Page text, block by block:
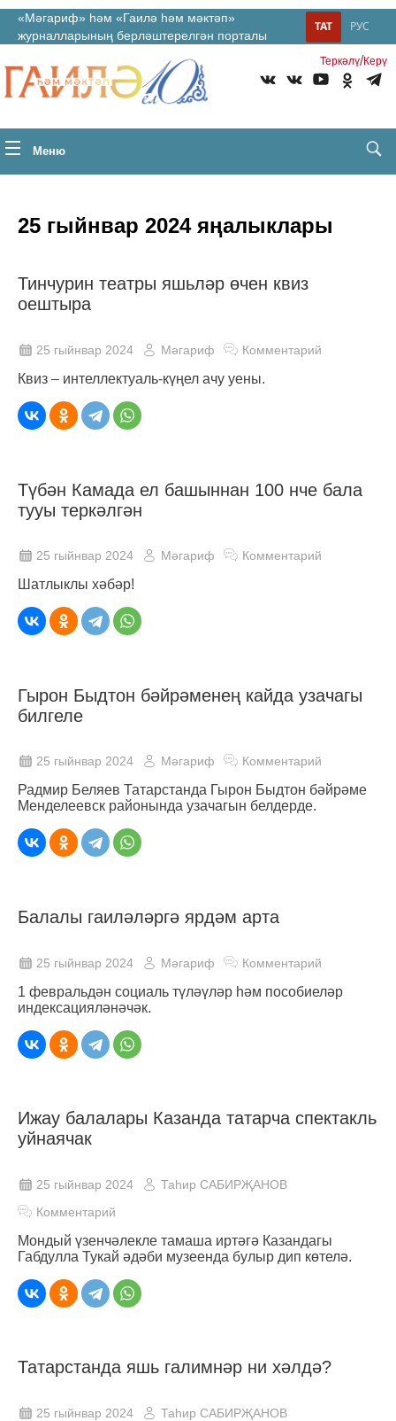
«Мәгариф» һәм «Гаилә һәм мәктәп»
журналларының берләштерелгән порталы
РУС
ТАТ
Теркəлү/Керү
Меню
25 гыйнвар 2024 яңалыклары
Тинчурин театры яшьләр өчен квиз
оештыра
25 гыйнвар 2024 Мәгариф Комментарий
Квиз – интеллектуаль-күңел ачу уены.
Түбән Камада ел башыннан 100 нче бала
тууы теркәлгән
25 гыйнвар 2024 Мәгариф Комментарий
Шатлыклы хәбәр!
Гырон Быдтон бәйрәменең кайда узачагы
билгеле
25 гыйнвар 2024 Мәгариф Комментарий
Радмир Беляев Татарстанда Гырон Быдтон бәйрәме
Менделеевск районында узачагын белдерде.
Балалы гаиләләргә ярдәм арта
25 гыйнвар 2024 Мәгариф Комментарий
1 февральдән социаль түләүләр һәм пособиеләр
индексацияләнәчәк.
Ижау балалары Казанда татарча спектакль
уйнаячак
25 гыйнвар 2024
Таһир САБИРҖАНОВ
Комментарий
Мондый үзенчәлекле тамаша иртәгә Казандагы
Габдулла Тукай әдәби музеенда булыр дип көтелә.
Татарстанда яшь галимнәр ни хәлдә?
25 гыйнвар 2024
Таһир САБИРҖАНОВ